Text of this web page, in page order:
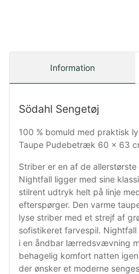
Information
Södahl Sengetøj
100 % bomuld med praktisk
Taupe Pudebetræk 60 x 63
Striber er en af de
Nightfall ligger med sine
stilrent udtryk helt på linje
efterspørger. Den varme
lyse striber med et strejf af
sofistikeret farvespil.
i en åndbar lærredsvævning
behagelig komfort natten
der ønsker et moderne